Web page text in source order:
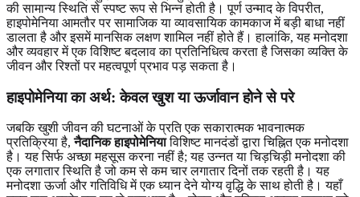
की सामान्य स्थिति से स्पष्ट रूप से भिन्न होती है। पूर्ण उन्माद के विपरीत,
हाइपोमेनिया आमतौर पर सामाजिक या व्यावसायिक कामकाज में बड़ी बाधा नहीं
डालता है और इसमें मानसिक लक्षण शामिल नहीं होते हैं। हालांकि, यह मनोदशा
और व्यवहार में एक विशिष्ट बदलाव का प्रतिनिधित्व करता है जिसका व्यक्ति के
जीवन और रिश्तों पर महत्वपूर्ण प्रभाव पड़ सकता है।
हाइपोमेनिया का अर्थ: केवल खुश या ऊर्जावान होने से परे
जबकि खुशी जीवन की घटनाओं के प्रति एक सकारात्मक भावनात्मक
प्रतिक्रिया है,नैदानिक हाइपोमेनियाविशिष्ट मानदंडों द्वारा चिह्नित एक मनोदशा
है। यह सिर्फ अच्छा महसूस करना नहीं है; यह उन्नत या चिड़चिड़ी मनोदशा की
एक लगातार स्थिति है जो कम से कम चार लगातार दिनों तक रहती है। यह
मनोदशा ऊर्जा और गतिविधि में एक ध्यान देने योग्य वृद्धि के साथ होती है। यहाँ